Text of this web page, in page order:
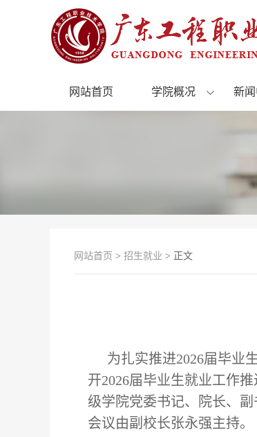
网站首页 学院概况 新
网站首页 > 招生就业 > 正文
为扎实推进2026届毕业
开2026届毕业生就业工作
级学院党委书记、院长、
会议由副校长张永强主持。